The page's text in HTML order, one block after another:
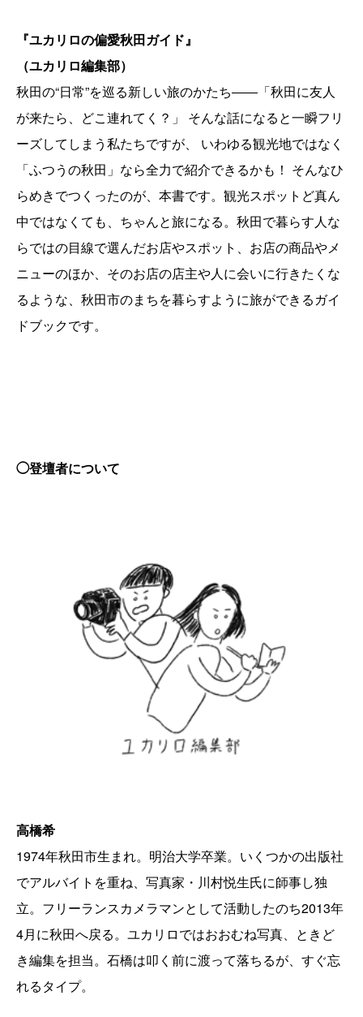
『ユカリロの偏愛秋田ガイド』
（ユカリロ編集部）
秋田の“日常”を巡る新しい旅のかたち――「秋田に友人
が来たら、どこ連れてく？」 そんな話になると一瞬フリ
ーズしてしまう私たちですが、 いわゆる観光地ではなく
「ふつうの秋田」なら全力で紹介できるかも！ そんなひ
らめきでつくったのが、本書です。観光スポットど真ん
中ではなくても、ちゃんと旅になる。秋田で暮らす人な
らではの目線で選んだお店やスポット、お店の商品やメ
ニューのほか、そのお店の店主や人に会いに行きたくな
るような、秋田市のまちを暮らすように旅ができるガイ
ドブックです。
◯登壇者について
高橋希
1974年秋田市生まれ。明治大学卒業。いくつかの出版社
でアルバイトを重ね、写真家・川村悦生氏に師事し独
立。フリーランスカメラマンとして活動したのち2013年
4月に秋田へ戻る。ユカリロではおおむね写真、ときど
き編集を担当。石橋は叩く前に渡って落ちるが、すぐ忘
れるタイプ。